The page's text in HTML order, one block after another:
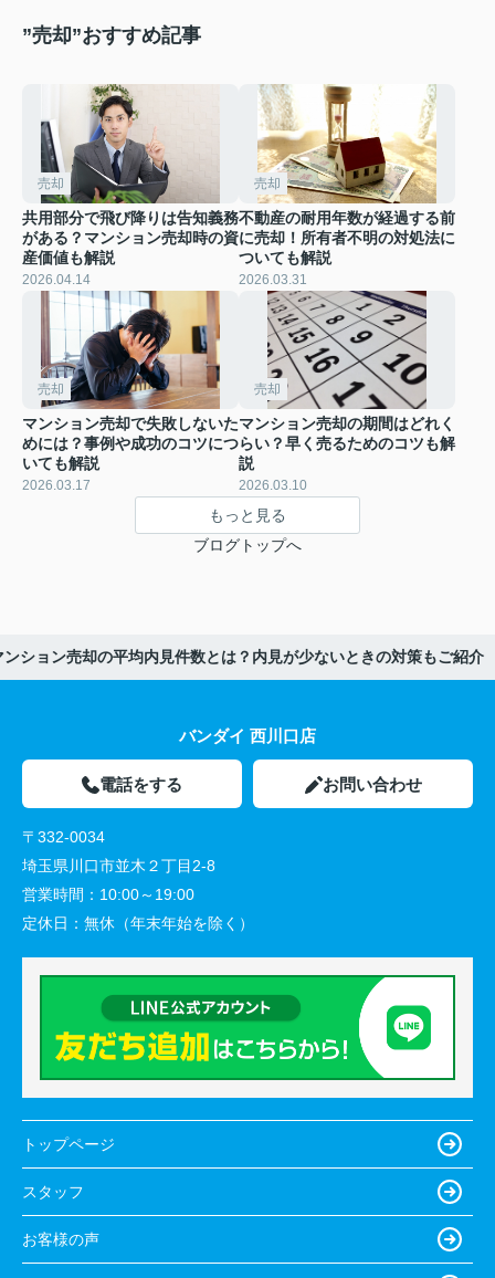
”売却”おすすめ記事
売却
共用部分で飛び降りは告知義務
がある？マンション売却時の資
産価値も解説
2026.04.14
売却
不動産の耐用年数が経過する前
に売却！所有者不明の対処法に
ついても解説
2026.03.31
売却
マンション売却で失敗しないた
めには？事例や成功のコツにつ
いても解説
2026.03.17
売却
マンション売却の期間はどれく
らい？早く売るためのコツも解
説
2026.03.10
もっと見る
ブログトップへ
ンション売却の平均内見件数とは？内見が少ないときの対策もご紹介
バンダイ 西川口店
電話をする お問い合わせ
〒332-0034
埼玉県川口市並木２丁目2-8
営業時間： 10:00～19:00
定休日： 無休（年末年始を除く）
トップページ
スタッフ
お客様の声